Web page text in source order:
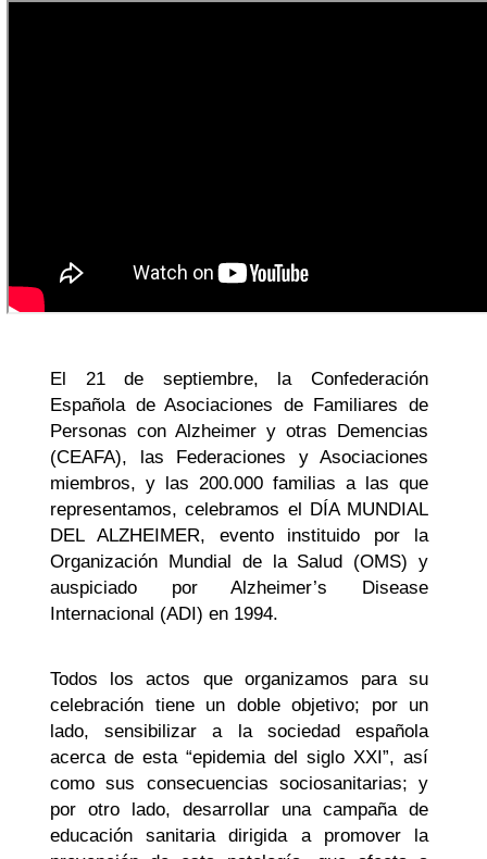
El 21 de septiembre, la Confederación
Española de Asociaciones de Familiares de
Personas con Alzheimer y otras Demencias
(CEAFA), las Federaciones y Asociaciones
miembros, y las 200.000 familias a las que
representamos, celebramos el DÍA MUNDIAL
DEL ALZHEIMER, evento instituido por la
Organización Mundial de la Salud (OMS) y
auspiciado por Alzheimer’s Disease
Internacional (ADI) en 1994.
Todos los actos que organizamos para su
celebración tiene un doble objetivo; por un
lado, sensibilizar a la sociedad española
acerca de esta “epidemia del siglo XXI”, así
como sus consecuencias sociosanitarias; y
por otro lado, desarrollar una campaña de
educación sanitaria dirigida a promover la